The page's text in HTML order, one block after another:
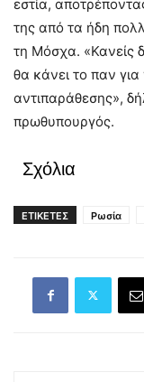
εστία,
της από τα ήδη
τη Μόσχα. «Κανείς
θα κάνει το παν
αντιπαράθεσης»,
πρωθυπουργός.
Σχόλια
ΕΤΙΚΕΤΕΣ Ρωσία